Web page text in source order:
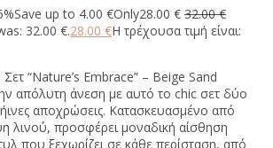
Save up to 4.00 €Only28.00 € 32.00€
32.00 €.28.00 €Η τρέχουσα τιμή είναι:
“Nature’s Embrace” – Beige Sand
απόλυτη άνεση με αυτό το chic σετ δύο
αποχρώσεις. Κατασκευασμένο από
λινού, προσφέρει μοναδική αίσθηση
που ξεχωρίζει σε κάθε περίσταση, από